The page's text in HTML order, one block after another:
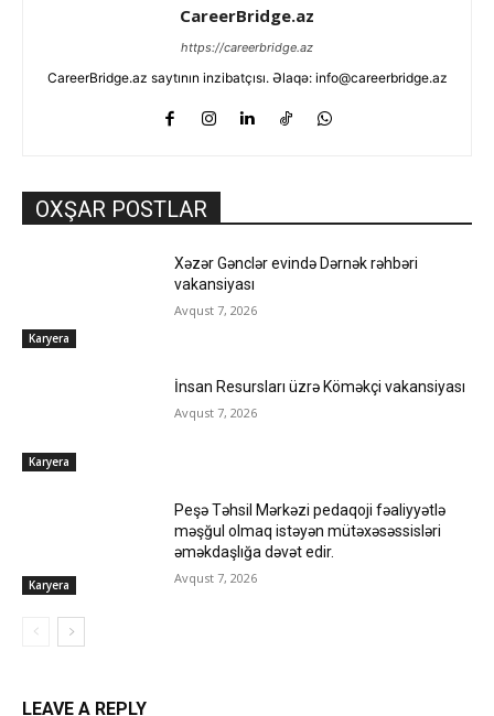
CareerBridge.az
https://careerbridge.az
CareerBridge.az saytının inzibatçısı. Əlaqə: info@careerbridge.az
OXŞAR POSTLAR
Karyera
Xəzər Gənclər evində Dərnək rəhbəri
vakansiyası
Avqust 7, 2026
Karyera
İnsan Resursları üzrə Köməkçi vakansiyası
Avqust 7, 2026
Karyera
Peşə Təhsil Mərkəzi pedaqoji fəaliyyətlə
məşğul olmaq istəyən mütəxəsəssisləri
əməkdaşlığa dəvət edir.
Avqust 7, 2026
LEAVE A REPLY